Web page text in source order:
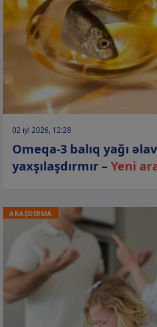
02 iyl 2026, 12:28
Omeqa-3 balıq yağı
yaxşılaşdırmır –Yeni
ARAŞDIRMA